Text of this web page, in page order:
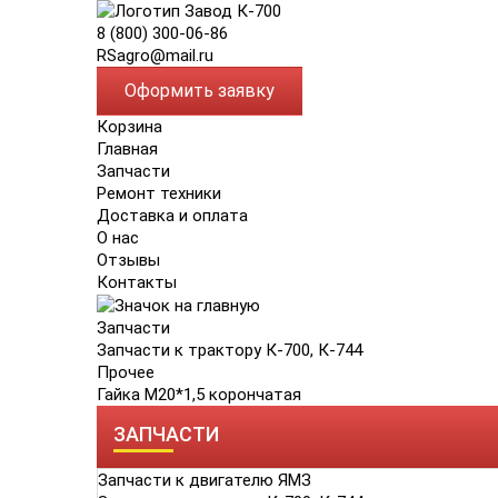
8 (800) 300-06-86
RSagro@mail.ru
Оформить заявку
Корзина
Главная
Запчасти
Ремонт техники
Доставка и оплата
О нас
Отзывы
Контакты
Запчасти
Запчасти к трактору К-700, К-744
Прочее
Гайка М20*1,5 корончатая
ЗАПЧАСТИ
Запчасти к двигателю ЯМЗ